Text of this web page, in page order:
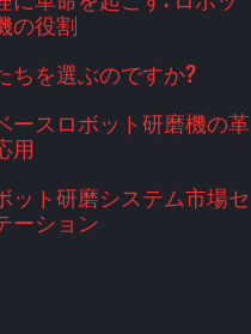
の役割
ちを選ぶのですか?
ースロボット研磨機の革
用
ット研磨システム市場セ
ーション